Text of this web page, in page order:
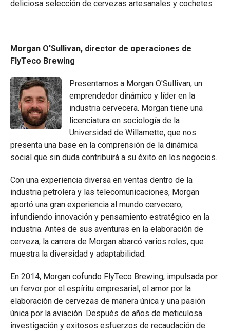
deliciosa selección de cervezas artesanales y cochetes
Morgan O'Sullivan, director de operaciones de
FlyTeco Brewing
Presentamos a Morgan O'Sullivan, un
emprendedor dinámico y líder en la
industria cervecera. Morgan tiene una
licenciatura en sociología de la
Universidad de Willamette, que nos
presenta una base en la comprensión de la dinámica
social que sin duda contribuirá a su éxito en los negocios.
Con una experiencia diversa en ventas dentro de la
industria petrolera y las telecomunicaciones, Morgan
aportó una gran experiencia al mundo cervecero,
infundiendo innovación y pensamiento estratégico en la
industria. Antes de sus aventuras en la elaboración de
cerveza, la carrera de Morgan abarcó varios roles, que
muestra la diversidad y adaptabilidad.
En 2014, Morgan cofundo FlyTeco Brewing, impulsada por
un fervor por el espíritu empresarial, el amor por la
elaboración de cervezas de manera única y una pasión
única por la aviación. Después de años de meticulosa
investigación y exitosos esfuerzos de recaudación de